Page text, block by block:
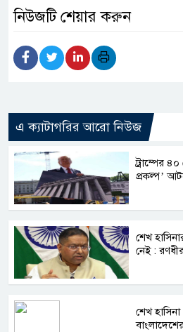
নিউজটি শেয়ার করুন
এ ক্যাটাগরির আরো নিউজ
ট্রাম্পের
প্রকল্প’
শেখ
নেই :
শেখ
বাংলাদেশের